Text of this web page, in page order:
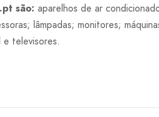
são: aparelhos de ar
lâmpadas; monitores;
e televisores.